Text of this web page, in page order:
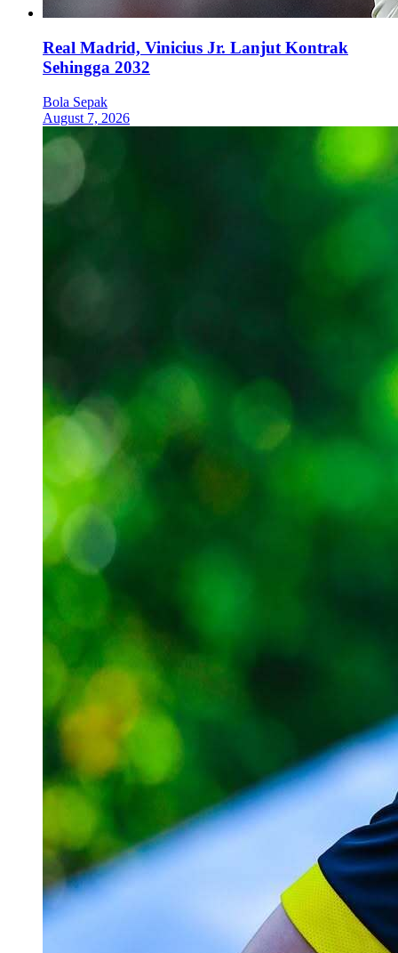
Real Madrid, Vinicius Jr. Lanjut Kontrak
Sehingga 2032
Bola Sepak
August 7, 2026